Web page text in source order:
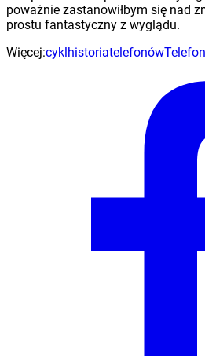
poważnie zastanowiłbym się nad
prostu fantastyczny z wyglądu.
Więcej:cykl historiatelefonów